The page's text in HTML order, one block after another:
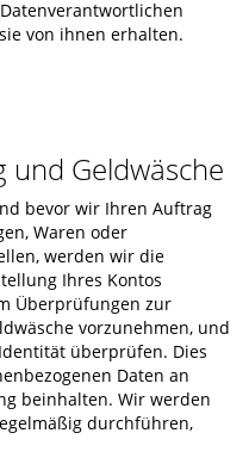
von ihnen erhalten.
und Geldwäsche
bevor wir Ihren Auftrag
Waren oder
werden wir die
Ihres Kontos
Überprüfungen zur
vorzunehmen, und
überprüfen. Dies
Daten an
beinhalten. Wir werden
durchführen,